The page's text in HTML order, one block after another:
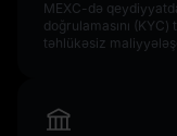
MEXC-də
doğrulamasını
təhlükəsiz